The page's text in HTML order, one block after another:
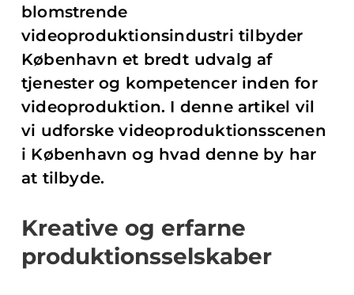
blomstrende
videoproduktionsindustri tilbyder
København et bredt udvalg af
tjenester og kompetencer inden for
videoproduktion. I denne artikel vil
vi udforske videoproduktionsscenen
i København og hvad denne by har
at tilbyde.
Kreative og erfarne
produktionsselskaber